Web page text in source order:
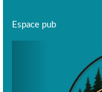
Espace pub